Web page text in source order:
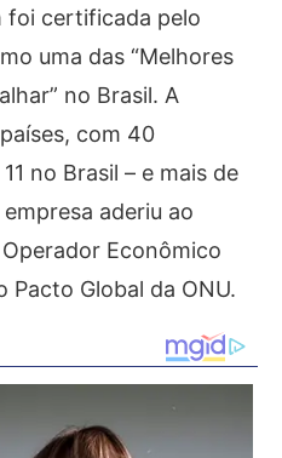
foi certificada pelo
uma das “Melhores
no Brasil. A
com 40
no Brasil – e mais de
aderiu ao
Econômico
Pacto Global da ONU.